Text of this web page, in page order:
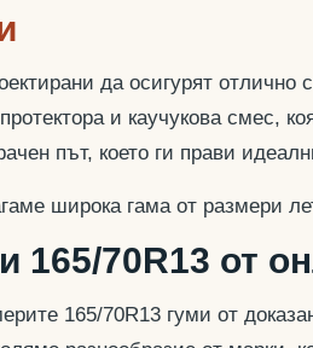
да осигурят
и каучукова смес,
път, което ги прави
широка гама от размери
165/70R13 от
165/70R13 гуми от